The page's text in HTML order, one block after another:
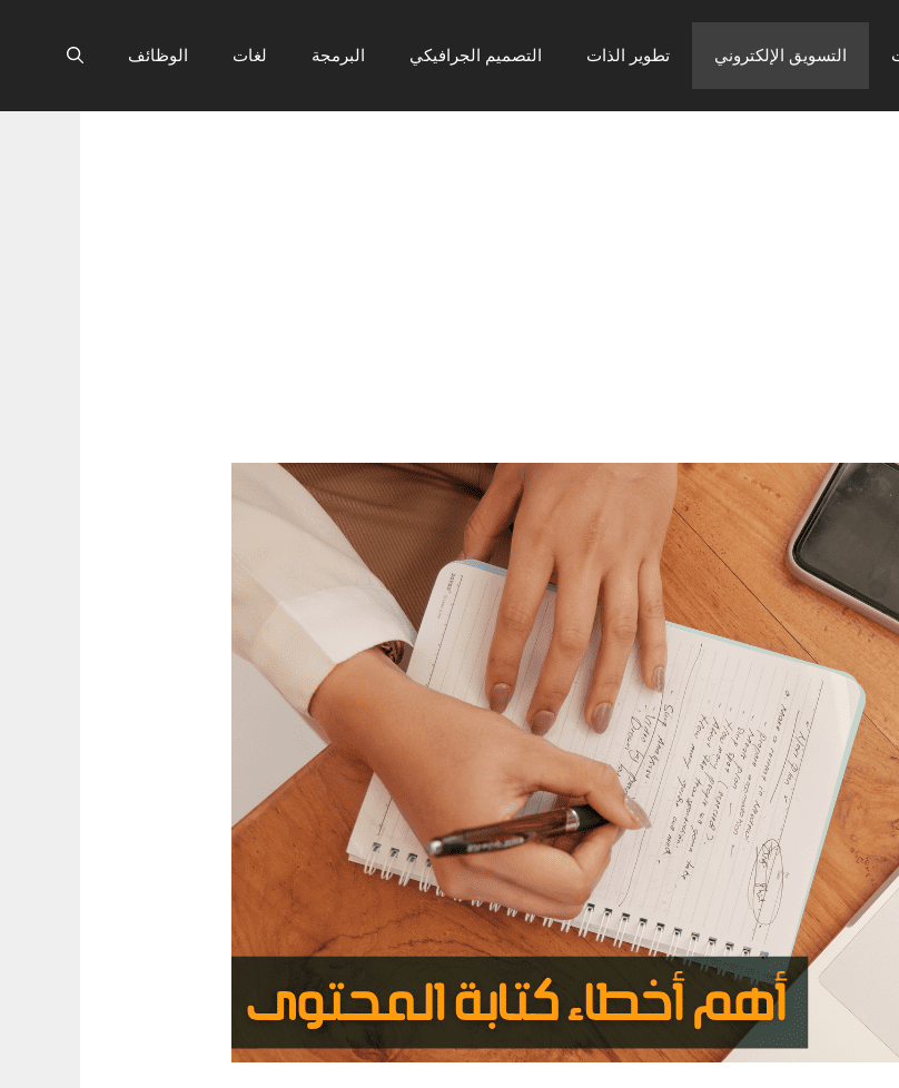
التسويق الإلكتروني تطوير الذات التصميم الجرافيكي البرمجة لغات الوظائف